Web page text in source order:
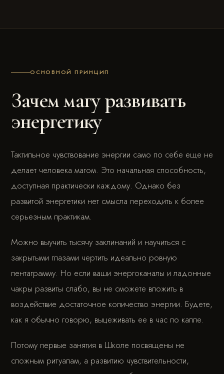
ОСНОВНОЙ ПРИНЦИП
Зачем магу развивать
энергетику
Тактильное чувствование энергии само по себе еще не
делает человека магом. Это начальная способность,
доступная практически каждому. Однако без
развитой энергетики нет смысла переходить к более
серьезным практикам.
Можно выучить тысячу заклинаний и научиться с
закрытыми глазами чертить идеально ровную
пентаграмму. Но если ваши энергоканалы и ладонные
чакры развиты слабо, вы не сможете вложить в
воздействие достаточное количество энергии. Будете,
как я обычно говорю, выцеживать ее в час по капле.
Потому первые занятия в Школе посвящены не
сложным ритуалам, а развитию чувствительности,